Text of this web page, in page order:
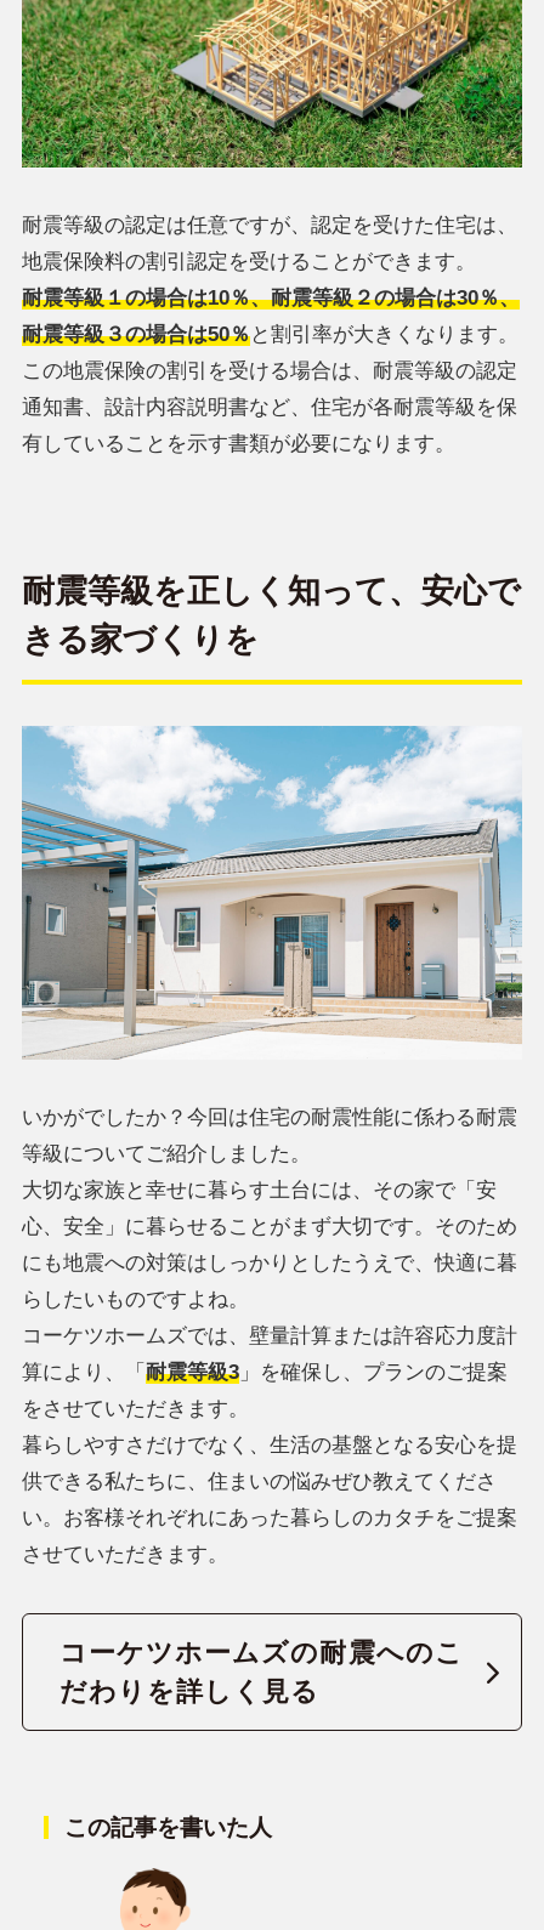
耐震等級の認定は任意ですが、認定を受けた住宅は、
地震保険料の割引認定を受けることができます。
耐震等級１の場合は10％、耐震等級２の場合は30％、
耐震等級３の場合は50％と割引率が大きくなります。
この地震保険の割引を受ける場合は、耐震等級の認定
通知書、設計内容説明書など、住宅が各耐震等級を保
有していることを示す書類が必要になります。
耐震等級を正しく知って、安心で
きる家づくりを
いかがでしたか？今回は住宅の耐震性能に係わる耐震
等級についてご紹介しました。
大切な家族と幸せに暮らす土台には、その家で「安
心、安全」に暮らせることがまず大切です。そのため
にも地震への対策はしっかりとしたうえで、快適に暮
らしたいものですよね。
コーケツホームズでは、壁量計算または許容応力度計
算により、「 耐震等級3」を確保し、プランのご提案
をさせていただきます。
暮らしやすさだけでなく、生活の基盤となる安心を提
供できる私たちに、住まいの悩みぜひ教えてくださ
い。お客様それぞれにあった暮らしのカタチをご提案
させていただきます。
コーケツホームズの耐震へのこ
だわりを詳しく見る
この記事を書いた人